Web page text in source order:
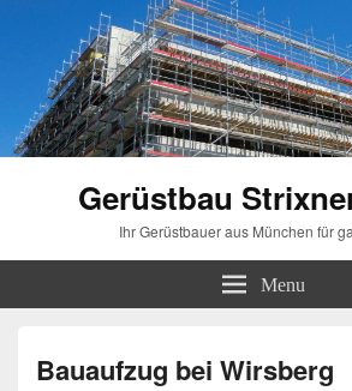
Gerüstbau
Ihr Gerüstbauer aus München für
Menu
Bauaufzug bei Wirsberg